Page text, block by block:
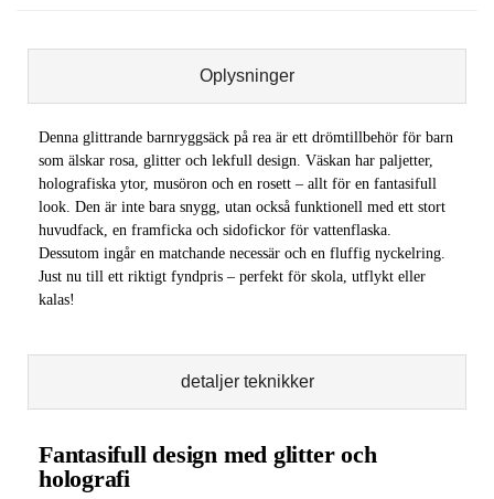
Oplysninger
detaljer teknikker
Denna glittrande barnryggsäck på rea är ett drömtillbehör för barn
som älskar rosa, glitter och lekfull design. Väskan har paljetter,
holografiska ytor, musöron och en rosett – allt för en fantasifull
look. Den är inte bara snygg, utan också funktionell med ett stort
huvudfack, en framficka och sidofickor för vattenflaska.
Dessutom ingår en matchande necessär och en fluffig nyckelring.
Just nu till ett riktigt fyndpris – perfekt för skola, utflykt eller
kalas!
Fantasifull design med glitter och
holografi